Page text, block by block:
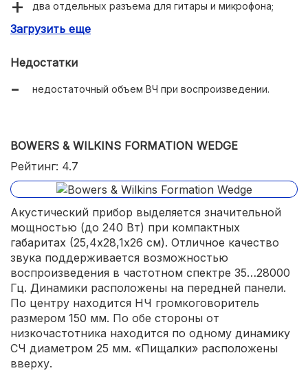
два отдельных разъема для гитары и микрофона;
влагозащита IPX4.
Загрузить еще
Недостатки
недостаточный объем ВЧ при воспроизведении.
BOWERS & WILKINS FORMATION WEDGE
Рейтинг: 4.7
Акустический прибор выделяется значительной
мощностью (до 240 Вт) при компактных
габаритах (25,4х28,1х26 см). Отличное качество
звука поддерживается возможностью
воспроизведения в частотном спектре 35…28000
Гц. Динамики расположены на передней панели.
По центру находится НЧ громкоговоритель
размером 150 мм. По обе стороны от
низкочастотника находится по одному динамику
СЧ диаметром 25 мм. «Пищалки» расположены
вверху.